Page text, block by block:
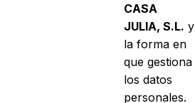
CASA
JULIA, S.L. y
la forma en
que gestiona
los datos
personales.